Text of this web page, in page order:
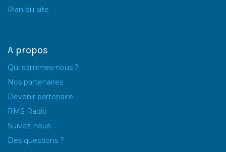
Plan du site
A propos
Qui sommes-nous ?
Nos partenaires
Devenir partenaire
RMS Radio
Suivez-nous
Des questions ?